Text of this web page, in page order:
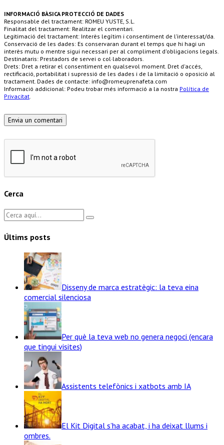
INFORMACIÓ BÀSICA PROTECCIÓ DE DADES
Responsable del tractament: ROMEU YUSTE, S.L.
Finalitat del tractament: Realitzar el comentari.
Legitimació del tractament: Interès legítim i consentiment de l’interessat/da.
Conservació de les dades: Es conservaran durant el temps que hi hagi un
interès mutu o mentre sigui necessari per al compliment d'obligacions legals.
Destinataris: Prestadors de servei o col·laboradors.
Drets: Dret a retirar el consentiment en qualsevol moment. Dret d'accés,
rectificació, portabilitat i supressió de les dades i de la limitació o oposició al
tractament. Dades de contacte: info@romeuprenafeta.com
Informació addicional: Podeu trobar més informació a la nostra Política de
Privacitat
Cerca
Últims posts
Disseny de marca estratègic: la teva eina
comercial silenciosa
Per què la teva web no genera negoci (encara
que tingui visites)
Assistents telefònics i xatbots amb IA
El Kit Digital s’ha acabat, i ha deixat llums i
ombres.